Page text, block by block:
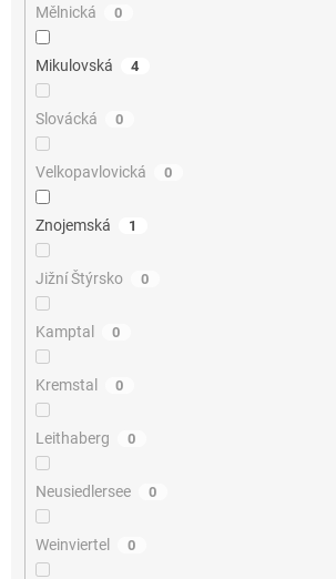
Mělnická 0
Mikulovská 4
Slovácká 0
Velkopavlovická 0
Znojemská 1
Jižní Štýrsko 0
Kamptal 0
Kremstal 0
Leithaberg 0
Neusiedlersee 0
Weinviertel 0